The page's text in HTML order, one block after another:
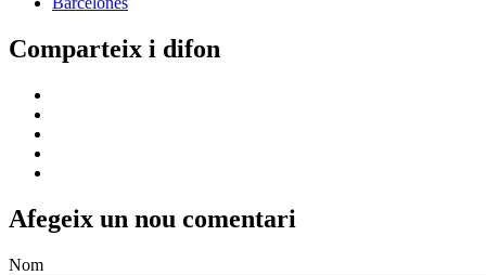
Comparteix i difon
Afegeix un nou comentari
Nom